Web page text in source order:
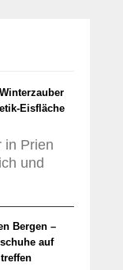
Eisfläche
in Prien
und
Bergen –
auf